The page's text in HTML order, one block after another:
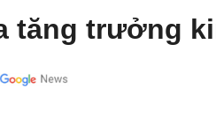
tăng trưởng